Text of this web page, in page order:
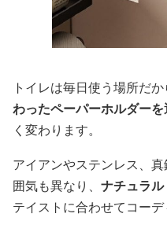
トイレは毎日使う場所だか
わったペーパーホルダー
く変わります。
アイアンやステンレス、
囲気も異なり、 ナチュラ
テイストに合わせてコーデ